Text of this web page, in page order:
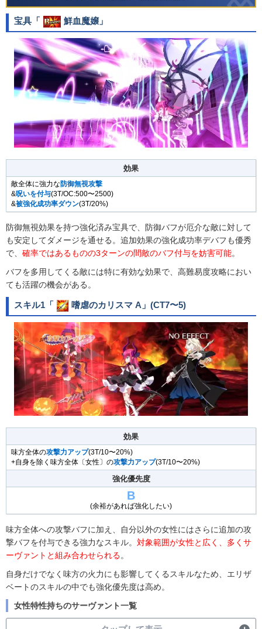
宝具「 鮮血魔嬢 」
効果
敵全体に強力な 防御無視攻撃
&呪いを付与(3T/OC:500〜2500)
&被強化成功率ダウン(3T/20%)
防御無視効果を持つ強化済み宝具で、防御バフが厄介な敵に対して
も安定してダメージを通せる。追加効果の強化成功率デバフも優秀
で、 確率ではあるものの3ターンの間敵のバフ付与を妨害可能。
バフを多用してくる敵には特に有効な効果で、高難易度攻略におい
ても活躍の機会がある。
スキル1「 嗜虐のカリスマ A 」(CT7〜5)
効果
味方全体の攻撃力アップ(3T/10〜20%)
+自身を除く味方全体〔女性〕の攻撃力アップ(3T/10〜20%)
強化優先度
B
(余裕があれば強化したい)
味方全体への攻撃バフに加え、自分以外の女性にはさらに追加の攻
撃バフを付与できる強力なスキル。 対象範囲が女性と広く、多くサ
ーヴァントと組み合わせられる。
自身だけでなく味方の火力にも影響してくるスキルなため、エリザ
ベートのスキルの中でも強化優先度は高め。
女性特性持ちのサーヴァント一覧